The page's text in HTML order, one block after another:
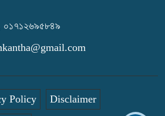
কারাদণ্ড
শহীদ মিজানুর ফুটবল চ্যাম্পিয়ান শীপ জার্সি
০১৭১২৬৯৫৮৪৯
Policy Disclaimer